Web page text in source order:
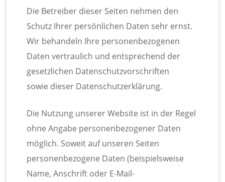
Die Betreiber dieser Seiten nehmen den
Schutz Ihrer persönlichen Daten sehr ernst.
Wir behandeln Ihre personenbezogenen
Daten vertraulich und entsprechend der
gesetzlichen Datenschutzvorschriften
sowie dieser Datenschutzerklärung.
Die Nutzung unserer Website ist in der Regel
ohne Angabe personenbezogener Daten
möglich. Soweit auf unseren Seiten
personenbezogene Daten (beispielsweise
Name, Anschrift oder E-Mail-